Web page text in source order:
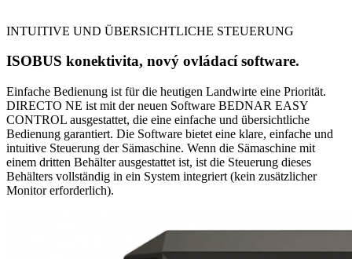
INTUITIVE UND ÜBERSICHTLICHE STEUERUNG
ISOBUS konektivita, nový ovládací software.
Einfache Bedienung ist für die heutigen Landwirte eine Priorität.
DIRECTO NE ist mit der neuen Software BEDNAR EASY
CONTROL ausgestattet, die eine einfache und übersichtliche
Bedienung garantiert. Die Software bietet eine klare, einfache und
intuitive Steuerung der Sämaschine. Wenn die Sämaschine mit
einem dritten Behälter ausgestattet ist, ist die Steuerung dieses
Behälters vollständig in ein System integriert (kein zusätzlicher
Monitor erforderlich).